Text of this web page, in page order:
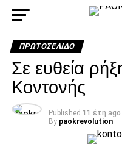
ΠΡΩΤΟΣΈΛΙΔΟ
Σε ευθεία
Κοντονής
Published 11 έτη ago
By paokrevolution